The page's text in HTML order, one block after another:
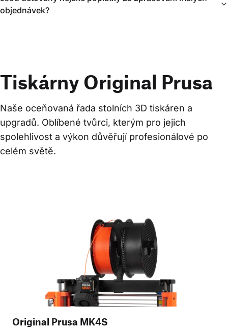
objednávek?
Tiskárny Original Prusa
Naše oceňovaná řada stolních 3D tiskáren a
upgradů. Oblíbené tvůrci, kterým pro jejich
spolehlivost a výkon důvěřují profesionálové po
celém světě.
Original Prusa MK4S